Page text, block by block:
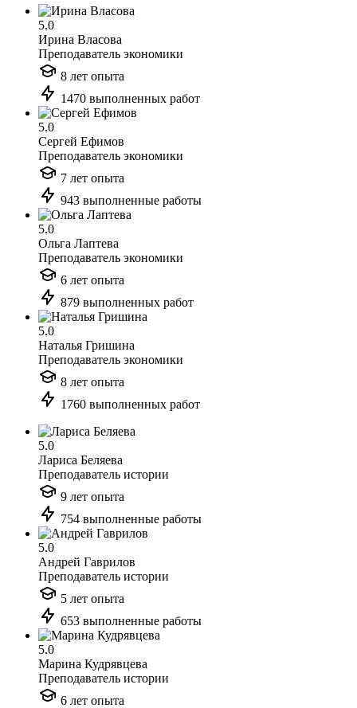
5.0
Ирина Власова
Преподаватель экономики
8 лет опыта
1470 выполненных работ
5.0
Сергей Ефимов
Преподаватель экономики
7 лет опыта
943 выполненные работы
5.0
Ольга Лаптева
Преподаватель экономики
6 лет опыта
879 выполненных работ
5.0
Наталья Гришина
Преподаватель экономики
8 лет опыта
1760 выполненных работ
5.0
Лариса Беляева
Преподаватель истории
9 лет опыта
754 выполненные работы
5.0
Андрей Гаврилов
Преподаватель истории
5 лет опыта
653 выполненные работы
5.0
Марина Кудрявцева
Преподаватель истории
6 лет опыта